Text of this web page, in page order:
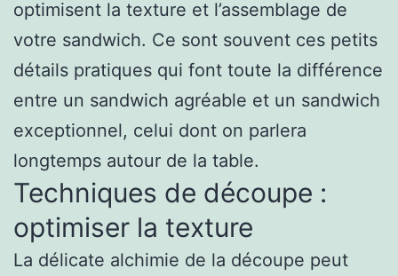
optimisent la texture et l’assemblage de
votre sandwich. Ce sont souvent ces petits
détails pratiques qui font toute la différence
entre un sandwich agréable et un sandwich
exceptionnel, celui dont on parlera
longtemps autour de la table.
Techniques de découpe :
optimiser la texture
La délicate alchimie de la découpe peut